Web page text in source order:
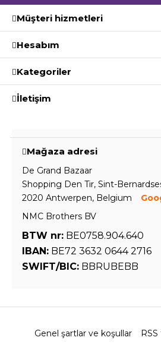
Müşteri hizmetleri
Hesabım
Kategoriler
İletişim
Mağaza adresi
De Grand Bazaar
Shopping Den Tir, Sint-
2020 Antwerpen, Belgium
NMC Brothers BV
BTW nr: BE0758.904.640
IBAN: BE72 3632 0644 2716
SWIFT/BIC: BBRUBEBB
Genel şartlar ve koşullar